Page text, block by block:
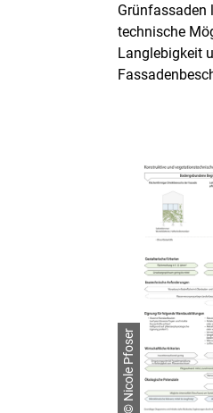
Grünfassaden
technische
Langlebigkeit
© Nicole Pfoser